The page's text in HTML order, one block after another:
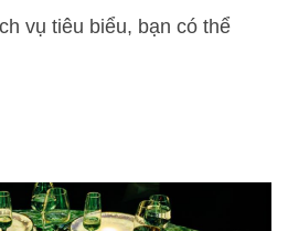
vụ tiêu biểu, bạn có thể